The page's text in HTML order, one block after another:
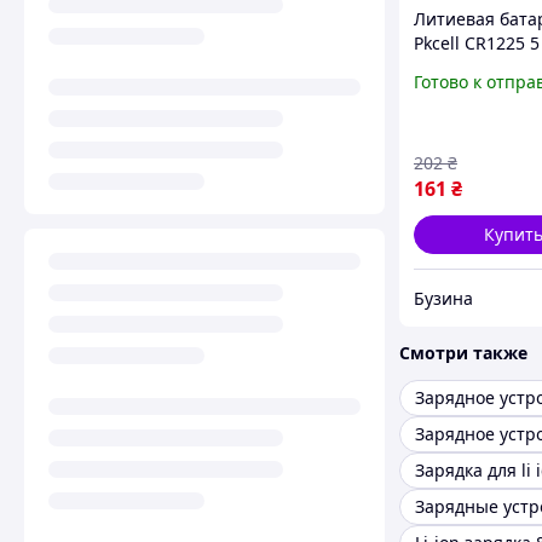
Литиевая
Pkcell CR1225
элемент
Готово к
161 ₴
202 ₴
Купить
Бузина
Смотри также
Зарядка для li